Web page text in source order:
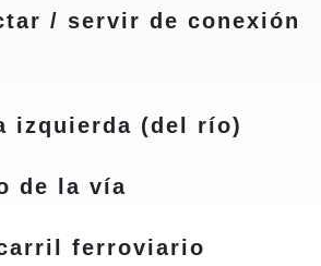
/ servir de conexión
izquierda (del río)
de la vía
carril ferroviario